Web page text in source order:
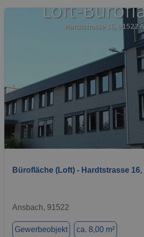
Bürofläche (Loft) - Hardtstrasse
Ansbach, 91522
Gewerbeobjekt ca. 8,00 m²